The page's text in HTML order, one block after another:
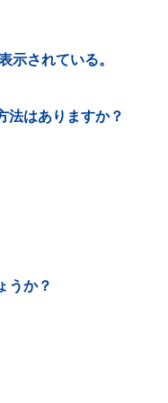
示されている。
法はありますか？
うか？